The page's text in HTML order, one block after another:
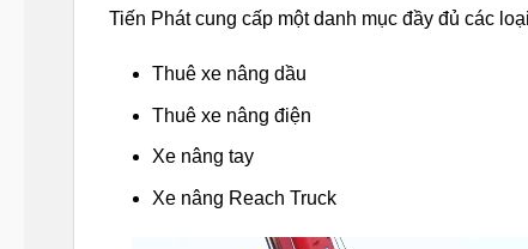
Tiến Phát cung cấp một danh mục đầy đủ các
Thuê xe nâng dầu
Thuê xe nâng điện
Xe nâng tay
Xe nâng Reach Truck